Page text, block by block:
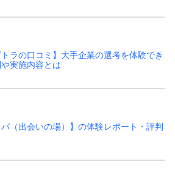
トラの口コミ】大手企業の選考を体験でき
実施内容とは
バ（出会いの場）】の体験レポート・評判